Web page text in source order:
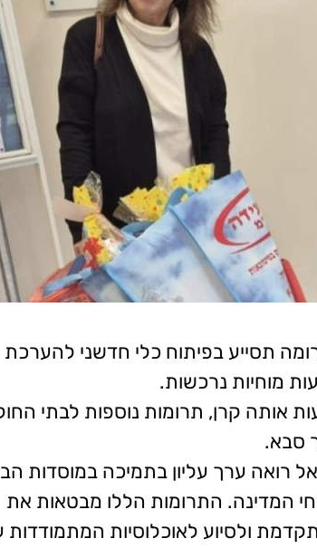
תסייע בפיתוח כלי חדשני להערכת
מוחיות נרכשות.
אותה קרן, תרומות נוספות לבתי
סבא.
רואה ערך עליון בתמיכה במוסדות
המדינה. התרומות הללו מבטאות את
ולסיוע לאוכלוסיות המתמודדות